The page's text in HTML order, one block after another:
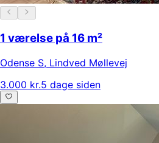
1 værelse på 16 m²
Odense S, Lindved Møllevej
3.000 kr.5 dage siden